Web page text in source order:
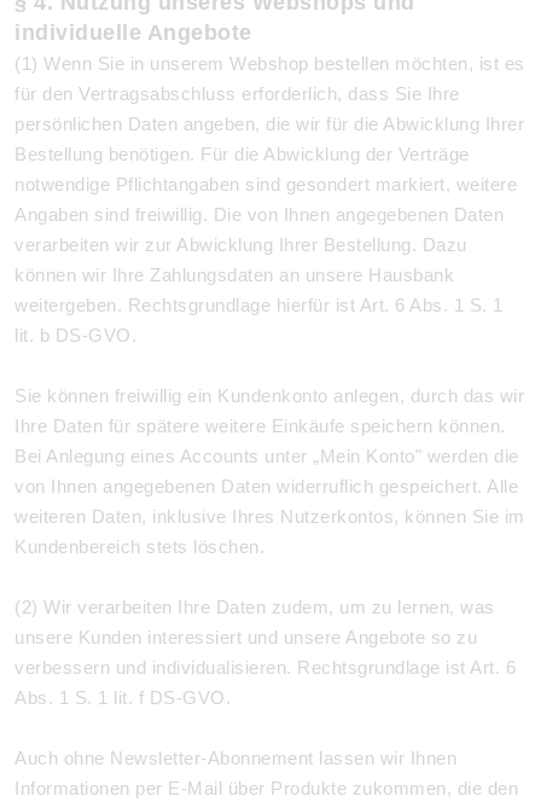
individuelle Angebote
(1) Wenn Sie in unserem Webshop bestellen möchten, ist es
für den Vertragsabschluss erforderlich, dass Sie Ihre
persönlichen Daten angeben, die wir für die Abwicklung Ihrer
Bestellung benötigen. Für die Abwicklung der Verträge
notwendige Pflichtangaben sind gesondert markiert, weitere
Angaben sind freiwillig. Die von Ihnen angegebenen Daten
verarbeiten wir zur Abwicklung Ihrer Bestellung. Dazu
können wir Ihre Zahlungsdaten an unsere Hausbank
weitergeben. Rechtsgrundlage hierfür ist Art. 6 Abs. 1 S. 1
lit. b DS-GVO.
Sie können freiwillig ein Kundenkonto anlegen, durch das wir
Ihre Daten für spätere weitere Einkäufe speichern können.
Bei Anlegung eines Accounts unter „Mein Konto" werden die
von Ihnen angegebenen Daten widerruflich gespeichert. Alle
weiteren Daten, inklusive Ihres Nutzerkontos, können Sie im
Kundenbereich stets löschen.
(2) Wir verarbeiten Ihre Daten zudem, um zu lernen, was
unsere Kunden interessiert und unsere Angebote so zu
verbessern und individualisieren. Rechtsgrundlage ist Art. 6
Abs. 1 S. 1 lit. f DS-GVO.
Auch ohne Newsletter-Abonnement lassen wir Ihnen
Informationen per E-Mail über Produkte zukommen, die den